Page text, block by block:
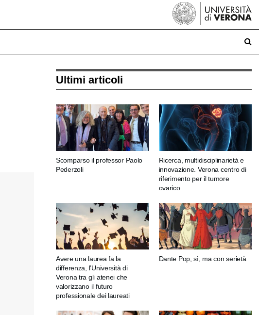
Ultimi articoli
Scomparso il professor Paolo
Pederzoli
Ricerca, multidisciplinarietà e
innovazione. Verona centro di
riferimento per il tumore
ovarico
Avere una laurea fa la
differenza, l’Università di
Verona tra gli atenei che
valorizzano il futuro
professionale dei laureati
Dante Pop, sì, ma con serietà